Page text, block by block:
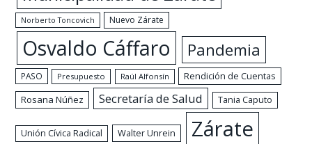
Norberto Toncovich Nuevo Zárate
Osvaldo Cáffaro Pandemia
PASO Presupuesto Raúl Alfonsín
Rendición de Cuentas
Rosana Núñez
Secretaría de Salud Tania Caputo
Unión Cívica Radical Walter Unrein Zárate